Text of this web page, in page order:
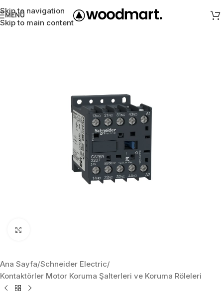
Skip to navigation
Skip to main content
MENÜ
Ana Sayfa/Schneider Electric/
Kontaktörler Motor Koruma Şalterleri ve Koruma Röleleri